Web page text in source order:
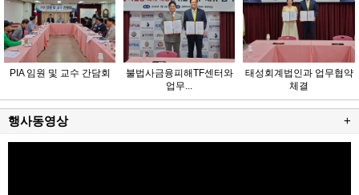
PIA 임원 및 교수 간담회
불법사금융피해TF센터와
업무...
태성회계법인과 업무협약
체결
행사동영상 +